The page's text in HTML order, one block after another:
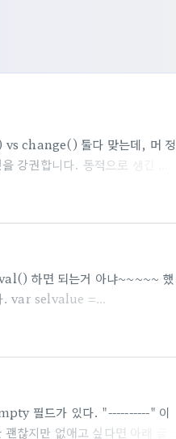
vs change() 둘다 맞는데, 머 정
권합니다. 동적으로 생긴 컴
차이점은 동적으로 이벤트를
은 최초에 선언된 element에만
하면 되는거 아냐~~~~~ 했
. var selvalue =
option-from-
I use $("#id").val() to
..
필드가 있다. "----------" 이
찮지만 없애고 싶다면 아래 글